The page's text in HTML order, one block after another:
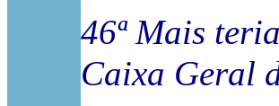
46ª Mais
Caixa Geral